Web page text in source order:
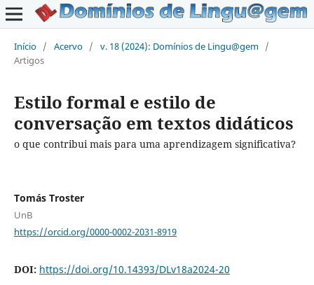
Início / Acervo / v. 18 (2024): Domínios de Lingu@gem /
Artigos
Estilo formal e estilo de
conversação em textos didáticos
o que contribui mais para uma aprendizagem significativa?
Tomás Troster
UnB
https://orcid.org/0000-0002-2031-8919
DOI: https://doi.org/10.14393/DLv18a2024-20